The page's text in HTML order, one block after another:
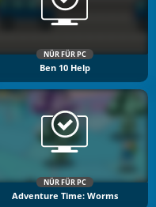
NÜR FÜR PC
Ben 10 Help
NÜR FÜR PC
Adventure Time: Worms